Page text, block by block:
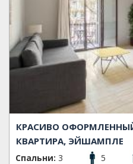
КРАСИВО
КВАРТИРА, ЭЙШАМПЛЕ
Спальни: 3 5